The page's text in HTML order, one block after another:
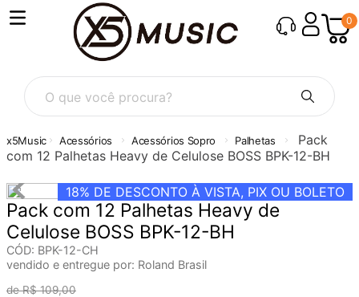
0
O que você procura?
Acessórios Acessórios Sopro Palhetas
Pack
com 12 Palhetas Heavy de Celulose BOSS BPK-12-BH
18% DE DESCONTO À VISTA, PIX OU BOLETO
Pack com 12 Palhetas Heavy de
Celulose BOSS BPK-12-BH
CÓD: BPK-12-CH
vendido e entregue por: Roland Brasil
R$ 109,00